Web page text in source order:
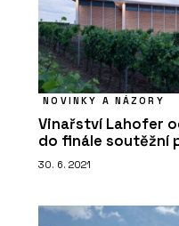
NOVINKY A NÁZORY
Vinařství Lahofer
do finále soutěžní
30. 6. 2021